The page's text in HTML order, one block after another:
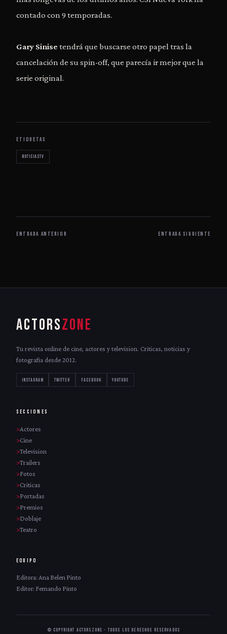
contado con 9 temporadas.
Gary Sinise tendrá que buscarse otro papel tras la
cancelación de su spin-off, que parecía ir mejor que la
serie original.
ETIQUETAS
noticiastv
ENTRADA ANTERIOR ENTRADA SIGUIENTE
ACTORSZONE
Tu revista online de cine, actores y television. Criticas, noticias y
fotografia desde 2012.
INSTAGRAM TWITTER FACEBOOK YOUTUBE
SECCIONES
Actores
Cine
Television
Trailers
Fotos
Criticas
Portadas
Premios
Doblaje
Teatro
EQUIPO
Editora: Ana Belen Pinto
Editor: Fernando Pinto
© Copyright ActorsZone - Todos los derechos reservados